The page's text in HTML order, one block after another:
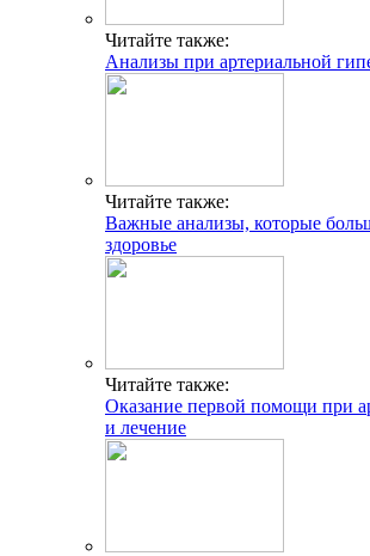
Читайте также:
Анализы при артериальной
Читайте также:
Важные анализы, которые
здоровье
Читайте также:
Оказание первой помощи при
и лечение